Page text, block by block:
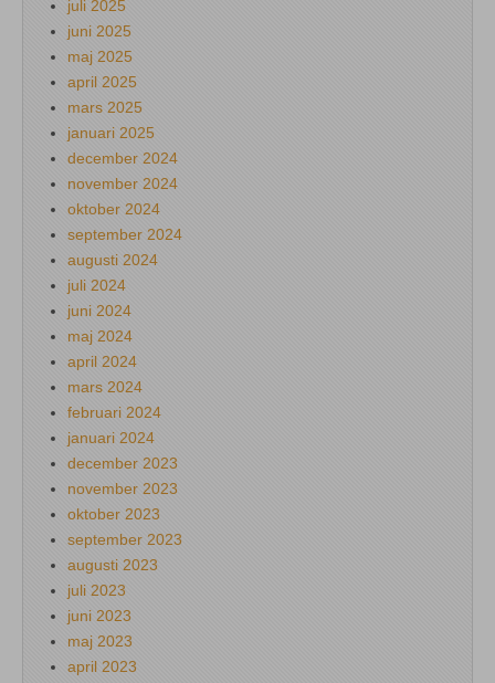
juli 2025
juni 2025
maj 2025
april 2025
mars 2025
januari 2025
december 2024
november 2024
oktober 2024
september 2024
augusti 2024
juli 2024
juni 2024
maj 2024
april 2024
mars 2024
februari 2024
januari 2024
december 2023
november 2023
oktober 2023
september 2023
augusti 2023
juli 2023
juni 2023
maj 2023
april 2023